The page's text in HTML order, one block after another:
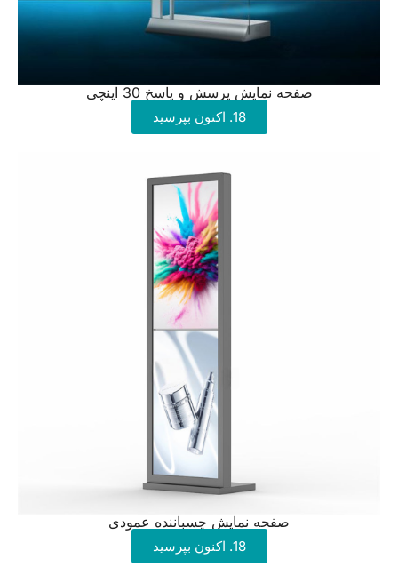
صفحه نمایش پرسش و پاسخ 30 اینچی
18. اکنون بپرسید
صفحه نمایش چسباننده عمودی
18. اکنون بپرسید